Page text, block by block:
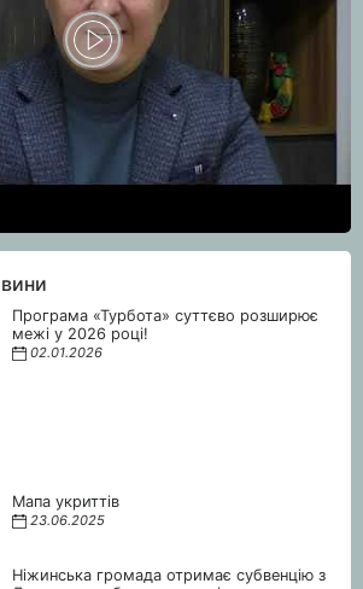
Програма «Турбота» суттєво розширює
межі у 2026 році!
02.01.2026
Мапа укриттів
23.06.2025
Ніжинська громада отримає субвенцію з